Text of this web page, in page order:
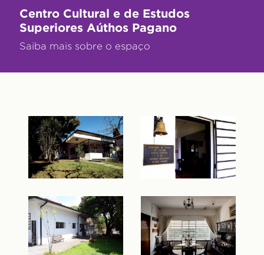
Centro Cultural e de Estudos
Superiores Aúthos Pagano
Saiba mais sobre o espaço